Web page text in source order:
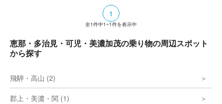
570円となります。また、恵那峡遊覧船の割
引チケットはスマホでの事前購入となるの
で、入り口でスマホを見せるだけとスムーズ
ポンを使って、恵那峡に広がる大自然を満喫
してみてください。
1
全1件中1~1件を表示中
恵那・多治見・可児・美濃加茂の乗り物の周辺スポット
から探す
飛騨・高山 (2)
郡上・美濃・関 (1)